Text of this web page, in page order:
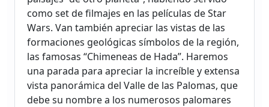
como set de filmajes en las películas de Star
Wars. Van también apreciar las vistas de las
formaciones geológicas símbolos de la región,
las famosas “Chimeneas de Hada”. Haremos
una parada para apreciar la increíble y extensa
vista panorámica del Valle de las Palomas, que
debe su nombre a los numerosos palomares